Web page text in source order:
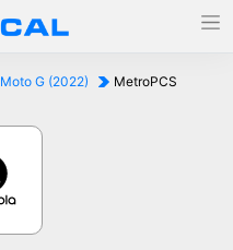
Moto G (2022)
MetroPCS